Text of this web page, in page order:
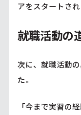
アをスタートされ
就職活動の
次に、就職活動
た。
「今まで実習の